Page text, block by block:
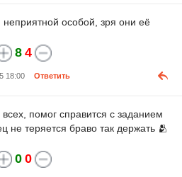
особой, зря они её
8 4
18:00 Ответить
помог справится с заданием
не теряется браво так держать 🫂
0 0